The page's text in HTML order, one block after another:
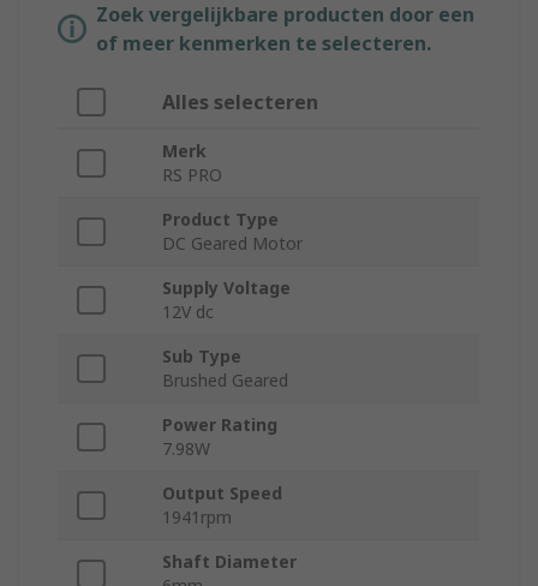
Zoek vergelijkbare producten door een
of meer kenmerken te selecteren.
Alles selecteren
Merk
RS PRO
Product Type
DC Geared Motor
Supply Voltage
12V dc
Sub Type
Brushed Geared
Power Rating
7.98W
Output Speed
1941rpm
Shaft Diameter